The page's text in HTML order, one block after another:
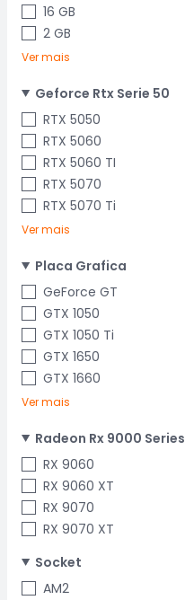
16 GB
2 GB
Ver mais
Geforce Rtx Serie 50
RTX 5050
RTX 5060
RTX 5060 TI
RTX 5070
RTX 5070 Ti
Ver mais
Placa Grafica
GeForce GT
GTX 1050
GTX 1050 Ti
GTX 1650
GTX 1660
Ver mais
Radeon Rx 9000 Series
RX 9060
RX 9060 XT
RX 9070
RX 9070 XT
Socket
AM2